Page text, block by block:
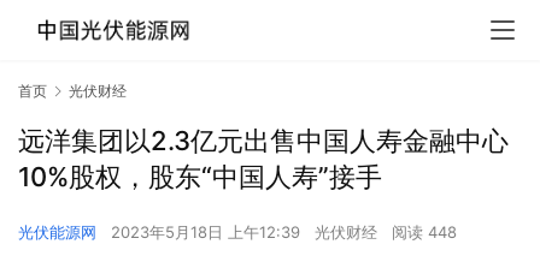
首页 光伏财经
远洋集团以2.3亿元出售中国人寿金融中心
10%股权，股东“中国人寿”接手
光伏能源网 2023年5月18日 上午12:39 光伏财经 阅读 448